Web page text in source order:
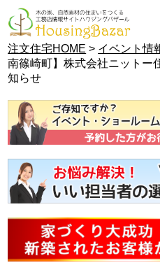
注文住宅HOME > イベント情
南篠崎町】株式会社ニットー
知らせ